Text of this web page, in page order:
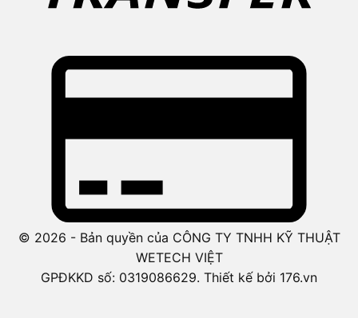
© 2026 - Bản quyền của CÔNG TY TNHH KỸ THUẬT
WETECH VIỆT
GPĐKKD số: 0319086629. Thiết kế bởi 176.vn